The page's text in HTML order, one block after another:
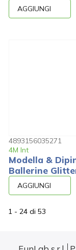
AGGIUNGI
4893156035271
4M Int
Modella &
Ballerine
AGGIUNGI
1 - 24 di 53